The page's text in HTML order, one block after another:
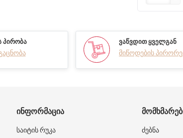
ᲞᲘᲠᲝᲑᲐ ᲕᲐᲬᲕᲓᲘᲗ ᲧᲕᲔᲚᲒᲐᲜ
მიწოდების
ᲘᲜᲤᲝᲠᲛᲐᲪᲘᲐ
საიტის რუკა ძებნა